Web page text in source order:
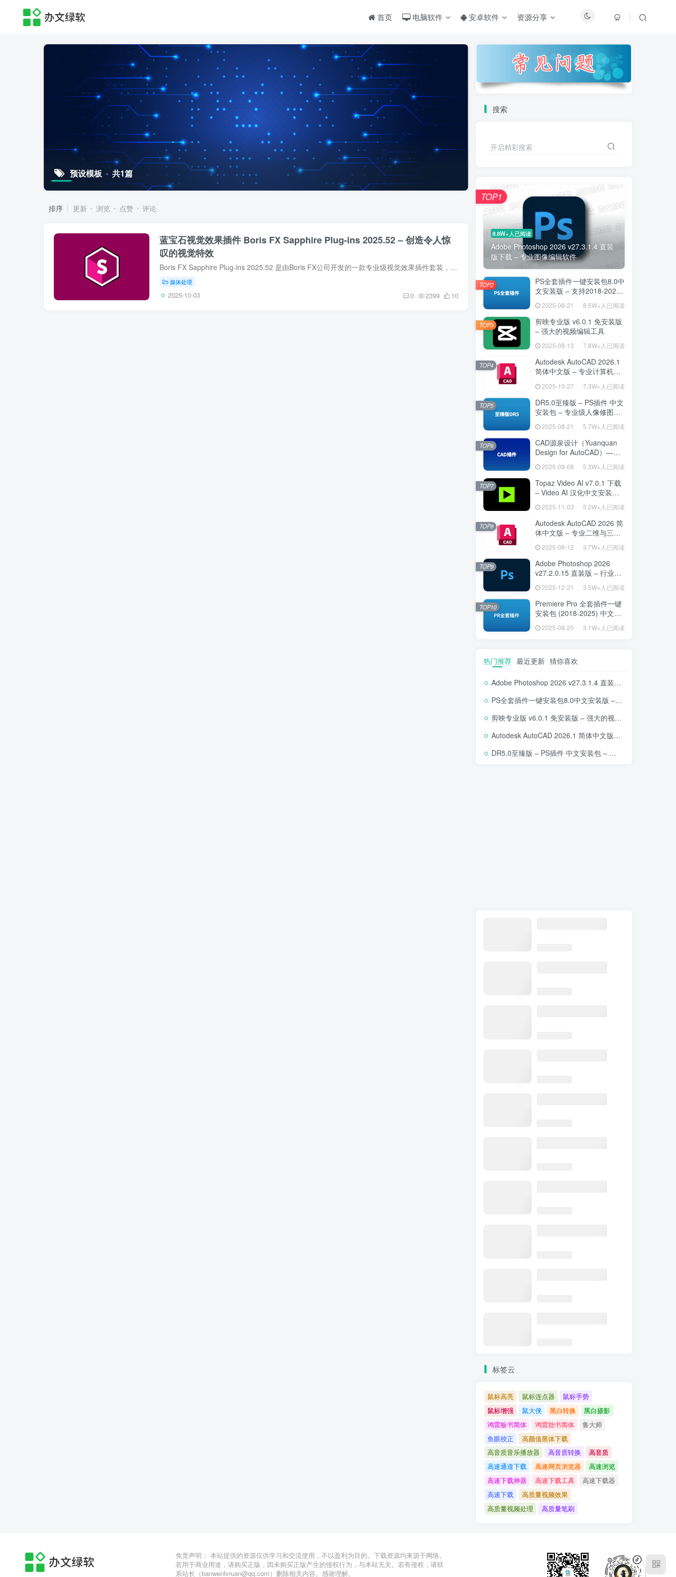
首页 电脑软件 安卓软件 资源分享
预设模板 共1篇
排序 更新 浏览 点赞 评论
蓝宝石视觉效果插件 Boris FX Sapphire Plug-ins 2025.52 – 创造令人惊
叹的视觉特效
Boris FX Sapphire Plug-ins 2025.52 是由Boris FX公司开发的一款专业级视觉效果插件套装，广泛应用于各种主流视频编辑软件中，如Adobe After Effects、Premiere Pro、Final Cut Pro、DaVinci R...
媒体处理
2025-10-03 0 2399 10
搜索
开启精彩搜索
8.8W+人已阅读
Adobe Photoshop 2026 v27.3.1.4 直装
版下载 – 专业图像编辑软件
TOP1
PS全套插件一键安装包8.0中
文安装版 – 支持2018-2025
– 提升设计效率
2025-08-21 8.5W+人已阅读
TOP2
剪映专业版 v6.0.1 免安装版
– 强大的视频编辑工具
2025-08-13 7.8W+人已阅读
TOP3
Autodesk AutoCAD 2026.1
简体中文版 – 专业计算机辅
2025-10-27 7.3W+人已阅读
TOP4
DR5.0至臻版 – PS插件 中文
安装包 – 专业级人像修图工
2025-08-21 5.7W+人已阅读
TOP5
CAD源泉设计（Yuanquan
Design for AutoCAD）——
高效绘图利器
2025-09-08 5.3W+人已阅读
TOP6
Topaz Video AI v7.0.1 下载
– Video AI 汉化中文安装版
2025-11-03 5.2W+人已阅读
TOP7
Autodesk AutoCAD 2026 简
体中文版 – 专业二维与三维
2025-08-12 3.7W+人已阅读
TOP8
Adobe Photoshop 2026
v27.2.0.15 直装版 – 行业标
2025-12-21 3.5W+人已阅读
TOP9
Premiere Pro 全套插件一键
安装包 (2018-2025) 中文安
率的专业工具
2025-08-20 3.1W+人已阅读
TOP10
热门推荐 最近更新 猜你喜欢
Adobe Photoshop 2026 v27.3.1.4 直装版下载 – 专业图像编辑软件
PS全套插件一键安装包8.0中文安装版 – 支持2018-2025 – 提升设计效率
剪映专业版 v6.0.1 免安装版 – 强大的视频编辑工具
Autodesk AutoCAD 2026.1 简体中文版 – 专业计算机辅助设计软件
DR5.0至臻版 – PS插件 中文安装包 – 专业级人像修图工具
标签云
鼠标高亮 鼠标连点器
鼠标手势
鼠标增强
鼠大侠 黑白转换
黑白摄影
鸿雷板书简体
鸿雷拙书简体
鲁大师
鱼眼校正
高颜值黑体下载
高音质音乐播放器
高音质转换
高音质
高速通道下载
高速网页浏览器
高速浏览
高速下载神器
高速下载工具
高速下载器
高速下载
高质量视频效果
高质量视频处理
高质量笔刷
免责声明： 本站提供的资源仅供学习和交流使用，不以盈利为目的。下载资源均来源于网络。
若用于商业用途，请购买正版，因未购买正版产生的侵权行为，与本站无关。若有侵权，请联
系站长（banwenlvruan@qq.com）删除相关内容。感谢理解。